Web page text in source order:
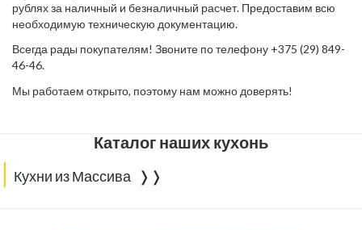
рублях за наличный и безналичный расчет. Предоставим всю
необходимую техническую документацию.
Всегда рады покупателям! Звоните по телефону +375 (29) 849-
46-46.
Мы работаем открыто, поэтому нам можно доверять!
Каталог наших кухонь
Кухни из Массива ❭❭